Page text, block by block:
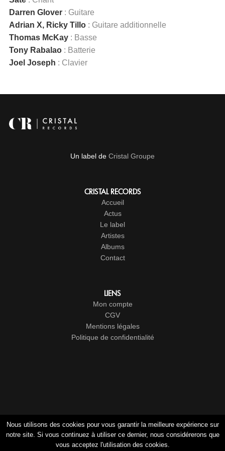
Darren Glover: Guitare
Adrian X, Ricky Tillo: Guitare additionnelle
Thomas McKay: Basse
Tony Rabalao: Batterie
Joel Joseph : Clavier
Un label de Cristal Groupe
CRISTAL RECORDS
Accueil
Actus
Le label
Artistes
Albums
Contact
LIENS
Mon compte
CGV
Mentions légales
Politique de confidentialité
Nous utilisons des cookies pour vous garantir la meilleure expérience sur
notre site. Si vous continuez à utiliser ce dernier, nous considérerons que
vous acceptez l'utilisation des cookies.